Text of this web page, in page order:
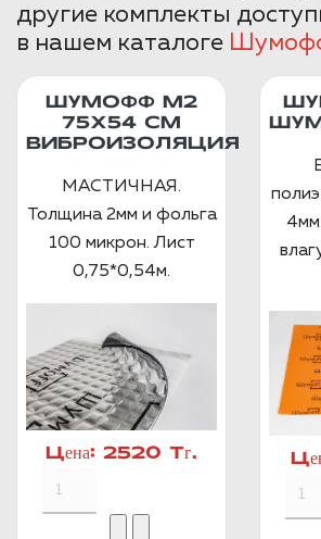
другие комплекты
в нашем каталоге
ШУМОФФ М2
75X54 СМ
ВИБРОИЗОЛЯЦИЯ
МАСТИЧНАЯ.
Толщина 2мм и фольга
100 микрон. Лист
0,75*0,54м.
Цена: 2520 Тг.